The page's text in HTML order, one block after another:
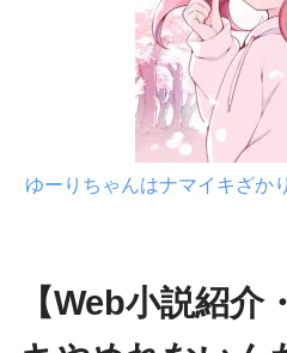
ゆーりちゃんはナマイキざか
【Web小説紹